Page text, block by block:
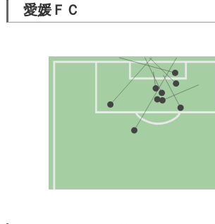
愛媛ＦＣ